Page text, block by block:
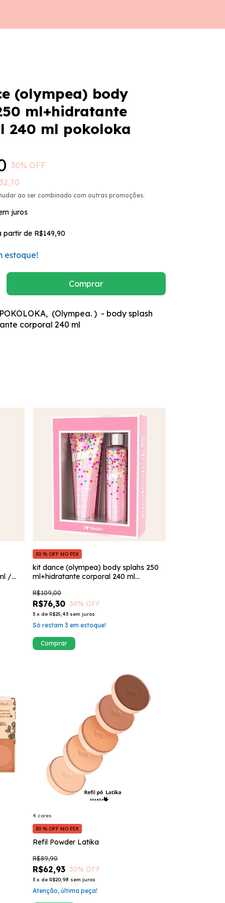
(olympea) body
ml+hidratante
240 ml pokoloka
30% OFF
ao ser combinado com outras promoções.
juros
partir de R$149,90
estoque!
(Olympea. ) - body splash
corporal 240 ml
/
kit dance (olympea) body splahs 250
ml+hidratante corporal 240 ml
R$76,30
R$109,00
30% OFF
3 x de R$25,43 sem juros
30 % OFF NO PIX
Só restam 3 em estoque!
Refil Powder Latika
R$62,93
R$89,90
30% OFF
3 x de R$20,98 sem juros
30 % OFF NO PIX
Atenção, última peça!
4 cores